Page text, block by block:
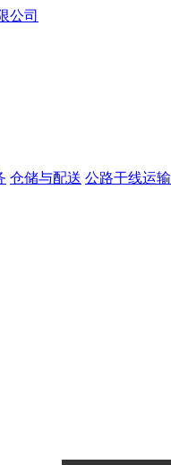
仓储与配送 公路干线运输